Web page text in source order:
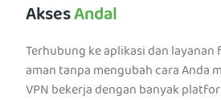
AksesAndal
Terhubung ke aplikasi dan
aman tanpa mengubah cara Anda
VPN bekerja dengan banyak